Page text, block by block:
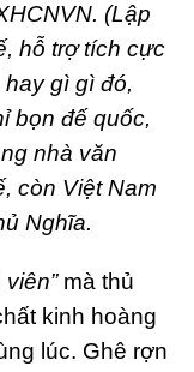
(Lập
hỗ trợ tích cực
gì gì đó,
bọn đế quốc,
nhà văn
còn Việt Nam
Nghĩa.
mà thủ
kinh hoàng
lúc. Ghê rợn